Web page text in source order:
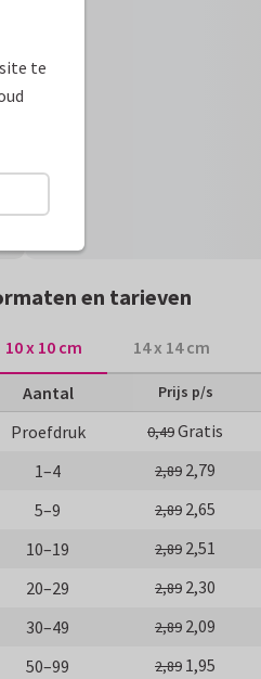
en tarieven
10 x 10 cm 14 x 14 cm
Aantal Prijs p/s
Proefdruk 0,49Gratis
1–4
2,89 2,79
5–9
2,89 2,65
10–19
2,89 2,51
20–29
2,89 2,30
30–49
2,89 2,09
50–99
2,89 1,95
te